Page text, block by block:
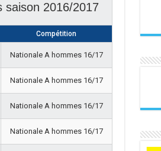
saison 2016/2017
Compétition
Nationale A hommes 16/17
Nationale A hommes 16/17
Nationale A hommes 16/17
Nationale A hommes 16/17